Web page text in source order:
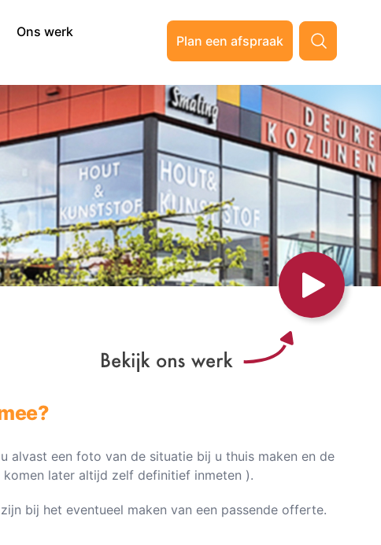
Ons werk
Plan een afspraak
alvast een foto van de situatie bij u thuis maken en de
later altijd zelf definitief inmeten ).
bij het eventueel maken van een passende offerte.